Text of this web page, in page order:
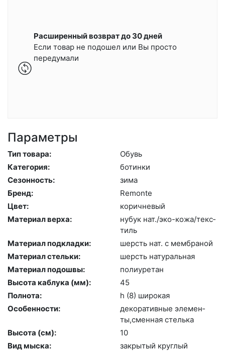
Расширенный возврат до 30 дней
Если товар не подошел или Вы просто
передумали
Параметры
Тип товара:
Обувь
Категория:
бо­тин­ки
Сезонность:
зи­ма
Бренд:
Re­mon­te
Цвет:
ко­рич­не­вый
Материал верха:
ну­бук нат./эко-ко­жа/текс­
тиль
Материал подкладки:
шерсть нат. с мемб­ра­ной
Материал стельки:
шерсть на­тураль­ная
Материал подошвы:
по­ли­уре­тан
Высота каблука (мм):
45
Полнота:
h (8) ши­рокая
Особенности:
де­кора­тив­ные эле­мен­
ты,смен­ная стель­ка
Высота (cм):
10
Вид мыска:
зак­ры­тый круг­лый